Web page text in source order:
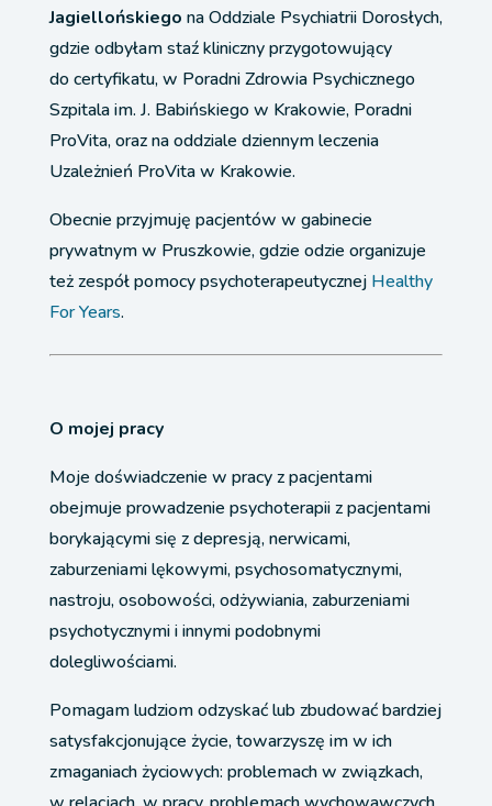
Jagiellońskiego na Oddziale Psychiatrii Dorosłych,
gdzie odbyłam staź kliniczny przygotowujący
do certyfikatu, w Poradni Zdrowia Psychicznego
Szpitala im. J. Babińskiego w Krakowie, Poradni
ProVita, oraz na oddziale dziennym leczenia
Uzależnień ProVita w Krakowie.
Obecnie przyjmuję pacjentów w gabinecie
prywatnym w Pruszkowie, gdzie odzie organizuje
też zespół pomocy psychoterapeutycznejHealthy
For Years.
O mojej pracy
Moje doświadczenie w pracy z pacjentami
obejmuje prowadzenie psychoterapii z pacjentami
borykającymi się z depresją, nerwicami,
zaburzeniami lękowymi, psychosomatycznymi,
nastroju, osobowości, odżywiania, zaburzeniami
psychotycznymi i innymi podobnymi
dolegliwościami.
Pomagam ludziom odzyskać lub zbudować bardziej
satysfakcjonujące życie, towarzyszę im w ich
zmaganiach życiowych: problemach w związkach,